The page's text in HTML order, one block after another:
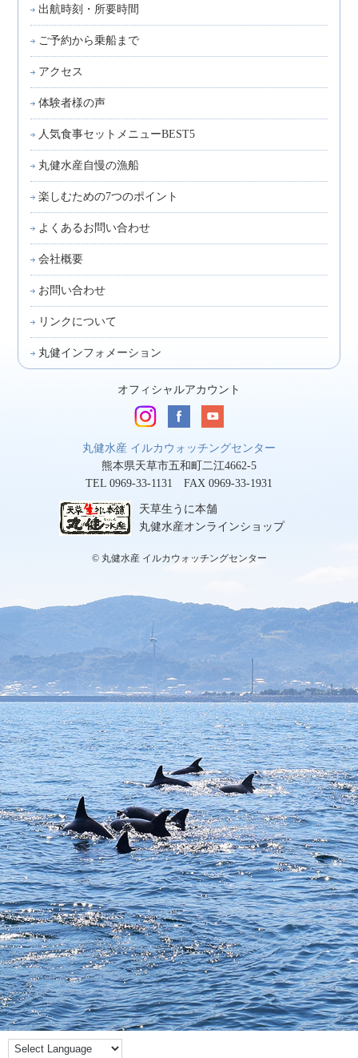
出航時刻・所要時間
ご予約から乗船まで
アクセス
体験者様の声
人気食事セットメニューBEST5
丸健水産自慢の漁船
楽しむための7つのポイント
よくあるお問い合わせ
会社概要
お問い合わせ
リンクについて
丸健インフォメーション
オフィシャルアカウント
丸健水産 イルカウォッチングセンター
熊本県天草市五和町二江4662-5
TEL 0969-33-1131 FAX 0969-33-1931
天草生うに本舗
丸健水産オンラインショップ
© 丸健水産 イルカウォッチングセンター